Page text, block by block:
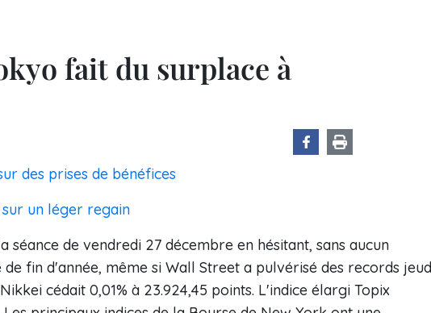
fait du surplace à
des prises de bénéfices
un léger regain
séance de vendredi 27 décembre en hésitant, sans aucun
fin d'année, même si Wall Street a pulvérisé des records
cédait 0,01% à 23.924,45 points. L'indice élargi Topix